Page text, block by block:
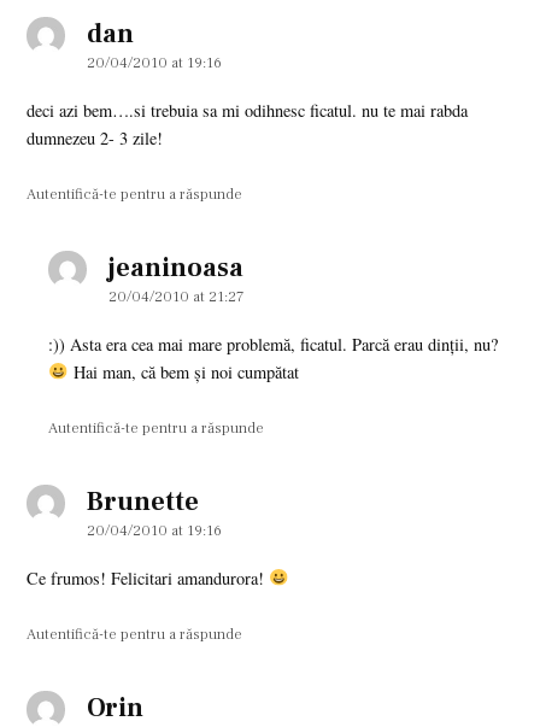
dan
20/04/2010 at 19:16
deci azi bem….si trebuia sa mi odihnesc ficatul. nu te mai rabda
dumnezeu 2- 3 zile!
Autentifică-te pentru a răspunde
jeaninoasa
20/04/2010 at 21:27
:)) Asta era cea mai mare problemă, ficatul. Parcă erau dinţii, nu?
Hai man, că bem şi noi cumpătat
Autentifică-te pentru a răspunde
Brunettesays:
20/04/2010 at 19:16
Ce frumos! Felicitari amandurora!
Autentifică-te pentru a răspunde
Orin